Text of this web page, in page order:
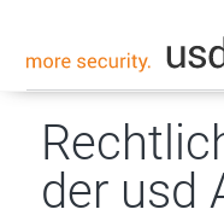
der usd